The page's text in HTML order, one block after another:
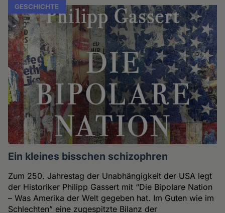
GESCHICHTE
Ein kleines bisschen schizophren
Zum 250. Jahrestag der Unabhängigkeit der USA legt
der Historiker Philipp Gassert mit “Die Bipolare Nation
– Was Amerika der Welt gegeben hat. Im Guten wie im
Schlechten” eine zugespitzte Bilanz der